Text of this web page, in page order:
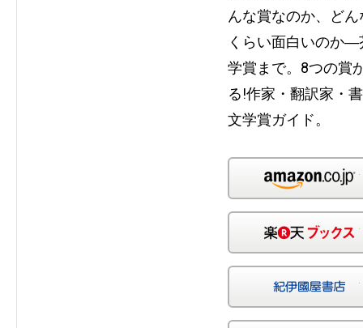
んな賞なのか、ど
くらい面白いのか―
学賞まで。8つの賞
る!作家・翻訳家・
文学賞ガイド。